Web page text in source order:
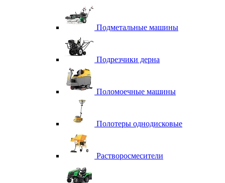
Подметальные машины
Подрезчики дерна
Поломоечные машины
Полотеры однодисковые
Растворосмесители